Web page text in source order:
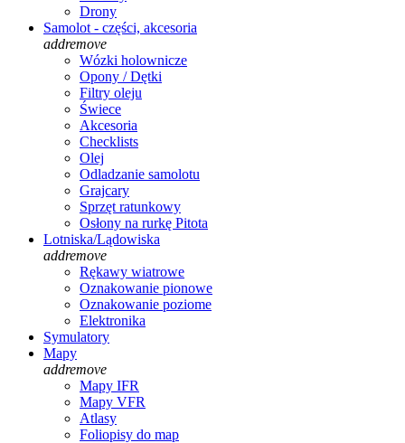
Drony
Samolot - części, akcesoria
addremove
Wózki holownicze
Opony / Dętki
Filtry oleju
Świece
Akcesoria
Checklists
Olej
Odladzanie samolotu
Grajcary
Sprzęt ratunkowy
Osłony na rurkę Pitota
Lotniska/Lądowiska
addremove
Rękawy wiatrowe
Oznakowanie pionowe
Oznakowanie poziome
Elektronika
Symulatory
Mapy
addremove
Mapy IFR
Mapy VFR
Atlasy
Foliopisy do map